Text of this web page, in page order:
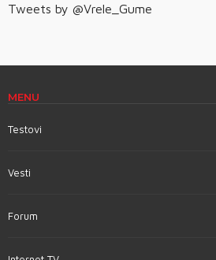
Tweets by @Vrele_Gume
MENU
Testovi
Vesti
Forum